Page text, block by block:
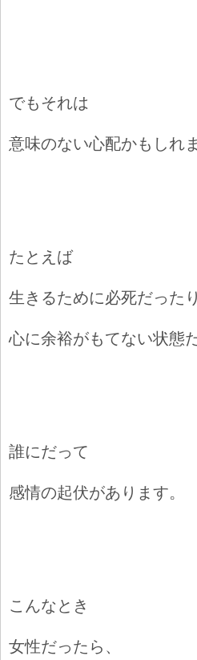
でもそれは
意味のない心配かもしれ
たとえば
生きるために必死だったり
心に余裕がもてない状態
誰にだって
感情の起伏があります。
こ んなとき
女性だったら、